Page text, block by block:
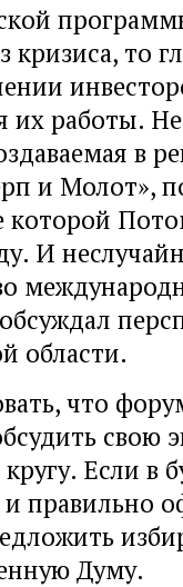
то
их работы.
в
и Молот»,
которой
И
области.
что
свою
Если в
и правильно
Думу.